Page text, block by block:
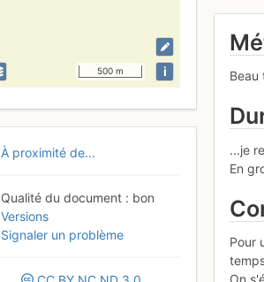
500 m i
À proximité de...
Qualité du document
bon
Versions
Signaler un problème
Beau
...je
En
Pour